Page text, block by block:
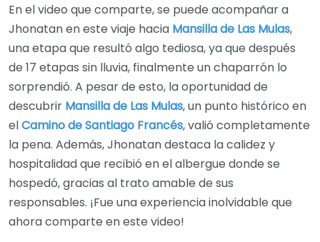
En el video que comparte, se puede acompañar a
Jhonatan en este viaje hacia Mansilla de Las Mulas,
una etapa que resultó algo tediosa, ya que después
de 17 etapas sin lluvia, finalmente un chaparrón lo
sorprendió. A pesar de esto, la oportunidad de
descubrir Mansilla de Las Mulas, un punto histórico en
elCamino de Santiago Francés, valió completamente
la pena. Además, Jhonatan destaca la calidez y
hospitalidad que recibió en el albergue donde se
hospedó, gracias al trato amable de sus
responsables. ¡Fue una experiencia inolvidable que
ahora comparte en este video!